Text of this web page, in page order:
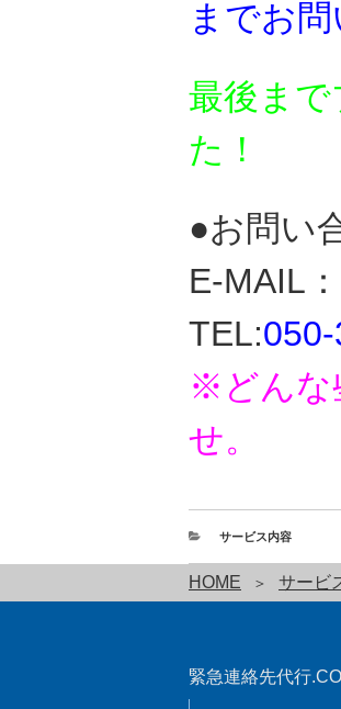
までお問
最後ま
た！
●お問い
E-MAIL：
TEL:
※どんな
せ。
サービス内容
HOME サービ
緊急連絡先代行